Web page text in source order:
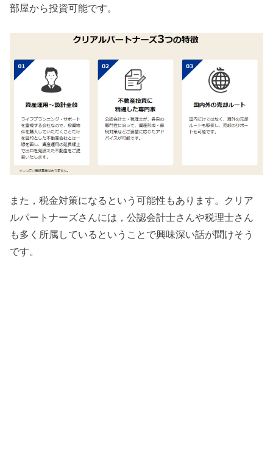
部屋から投資可能です。
また，税金対策になるという可能性もあります。クリア
ルパートナーズさんには，公認会計士さんや税理士さん
も多く所属しているということで興味深い話が聞けそう
です。